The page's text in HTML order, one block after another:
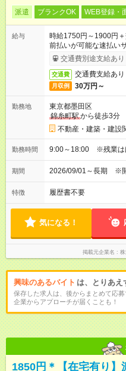
派遣 ブランクOK WEB登録・
給与
時給1750円～1900円
前払いが可能な速払い
交通費別途支給あり
交通費 交通費支給あり
月収例 30万円～
勤務地
東京都墨田区
錦糸町駅から徒歩3分
不動産・建築・建設
勤務時間 9:00～18:00 ※残業は
期間 2026/09/01～長期 ※
特徴 履歴書不要
気になる！
掲載元企業名
興味のあるバイト は、とりあえ
保存した求人は、後からまとめて応募
企業からアプローチが届くことも！
1850円＊【在宅有り